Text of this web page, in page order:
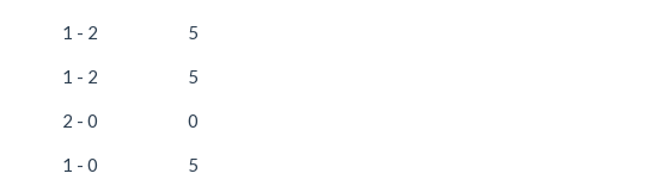
1 - 2 5
1 - 2 5
2 - 0 0
1 - 0 5